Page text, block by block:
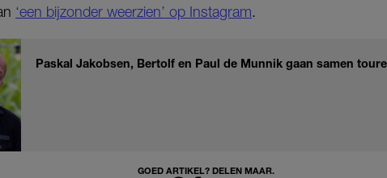
‘een bijzonder weerzien’ op Instagram.
Paskal Jakobsen, Bertolf en Paul de Munnik gaan samen
GOED ARTIKEL? DELEN MAAR.